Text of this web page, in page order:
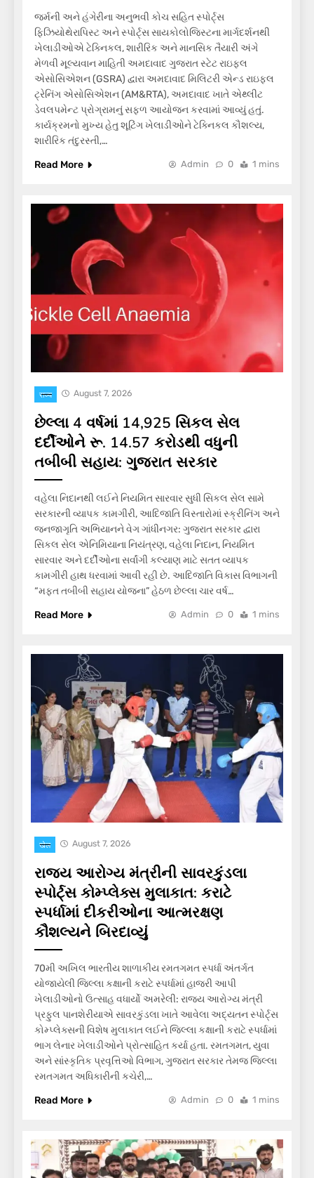
જર્મની અને હંગેરીના અનુભવી કોચ સહિત સ્પોર્ટ્સ
ફિઝિયોથેરાપિસ્ટ અને સ્પોર્ટ્સ સાયકોલોજિસ્ટના માર્ગદર્શનથી
ખેલાડીઓએ ટેક્નિકલ, શારીરિક અને માનસિક તૈયારી અંગે
મેળવી મૂલ્યવાન માહિતી અમદાવાદ ગુજરાત સ્ટેટ રાઇફલ
એસોસિએશન (GSRA) દ્વારા અમદાવાદ મિલિટરી એન્ડ રાઇફલ
ટ્રેનિંગ એસોસિએશન (AM&RTA), અમદાવાદ ખાતે એથ્લીટ
ડેવલપમેન્ટ પ્રોગ્રામનું સફળ આયોજન કરવામાં આવ્યું હતું.
કાર્યક્રમનો મુખ્ય હેતુ શૂટિંગ ખેલાડીઓને ટેક્નિકલ કૌશલ્ય,
શારીરિક તંદુરસ્તી,…
Read More
Admin 0 1 mins
राज्य August 7, 2026
છેલ્લા 4 વર્ષમાં 14,925 સિકલ સેલ
દર્દીઓને રૂ. 14.57 કરોડથી વધુની
તબીબી સહાય: ગુજરાત સરકાર
વહેલા નિદાનથી લઈને નિયમિત સારવાર સુધી સિકલ સેલ સામે
સરકારની વ્યાપક કામગીરી, આદિજાતિ વિસ્તારોમાં સ્ક્રીનિંગ અને
જનજાગૃતિ અભિયાનને વેગ ગાંધીનગર: ગુજરાત સરકાર દ્વારા
સિકલ સેલ એનિમિયાના નિયંત્રણ, વહેલા નિદાન, નિયમિત
સારવાર અને દર્દીઓના સર્વાંગી કલ્યાણ માટે સતત વ્યાપક
કામગીરી હાથ ધરવામાં આવી રહી છે. આદિજાતિ વિકાસ વિભાગની
“મફત તબીબી સહાય યોજના” હેઠળ છેલ્લા ચાર વર્ષ…
Read More
Admin 0 1 mins
खेल August 7, 2026
રાજ્ય આરોગ્ય મંત્રીની સાવરકુંડલા
સ્પોર્ટ્સ કોમ્પ્લેક્સ મુલાકાત: કરાટે
સ્પર્ધામાં દીકરીઓના આત્મરક્ષણ
કૌશલ્યને બિરદાવ્યું
70મી અખિલ ભારતીય શાળાકીય રમતગમત સ્પર્ધા અંતર્ગત
યોજાયેલી જિલ્લા કક્ષાની કરાટે સ્પર્ધામાં હાજરી આપી
ખેલાડીઓનો ઉત્સાહ વધાર્યો અમરેલી: રાજ્ય આરોગ્ય મંત્રી
પ્રફુલ પાનશેરીયાએ સાવરકુંડલા ખાતે આવેલા અદ્યતન સ્પોર્ટ્સ
કોમ્પ્લેક્સની વિશેષ મુલાકાત લઈને જિલ્લા કક્ષાની કરાટે સ્પર્ધામાં
ભાગ લેનાર ખેલાડીઓને પ્રોત્સાહિત કર્યા હતા. રમતગમત, યુવા
અને સાંસ્કૃતિક પ્રવૃત્તિઓ વિભાગ, ગુજરાત સરકાર તેમજ જિલ્લા
રમતગમત અધિકારીની કચેરી,…
Read More
Admin 0 1 mins